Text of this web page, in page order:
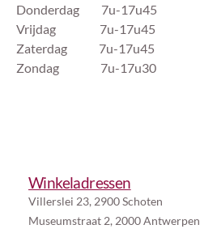
Donderdag 7u-17u45
Vrijdag 7u-17u45
Zaterdag 7u-17u45
Zondag 7u-17u30
Winkeladressen
Villerslei 23, 2900 Schoten
Museumstraat 2, 2000 Antwerpen